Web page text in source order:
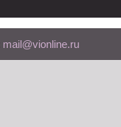
mail@vionline.ru